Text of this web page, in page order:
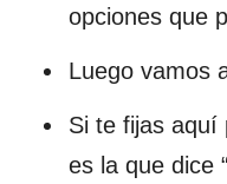
opciones que
Luego vamos
Si te fijas aquí
es la que dice “